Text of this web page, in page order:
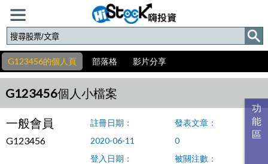
G123456的個人頁 部落格 影片分享
G123456個人小檔案
一般會員
G123456
註冊日期：
2020-06-11
登入日期：
發表文章：
0
被關注數：